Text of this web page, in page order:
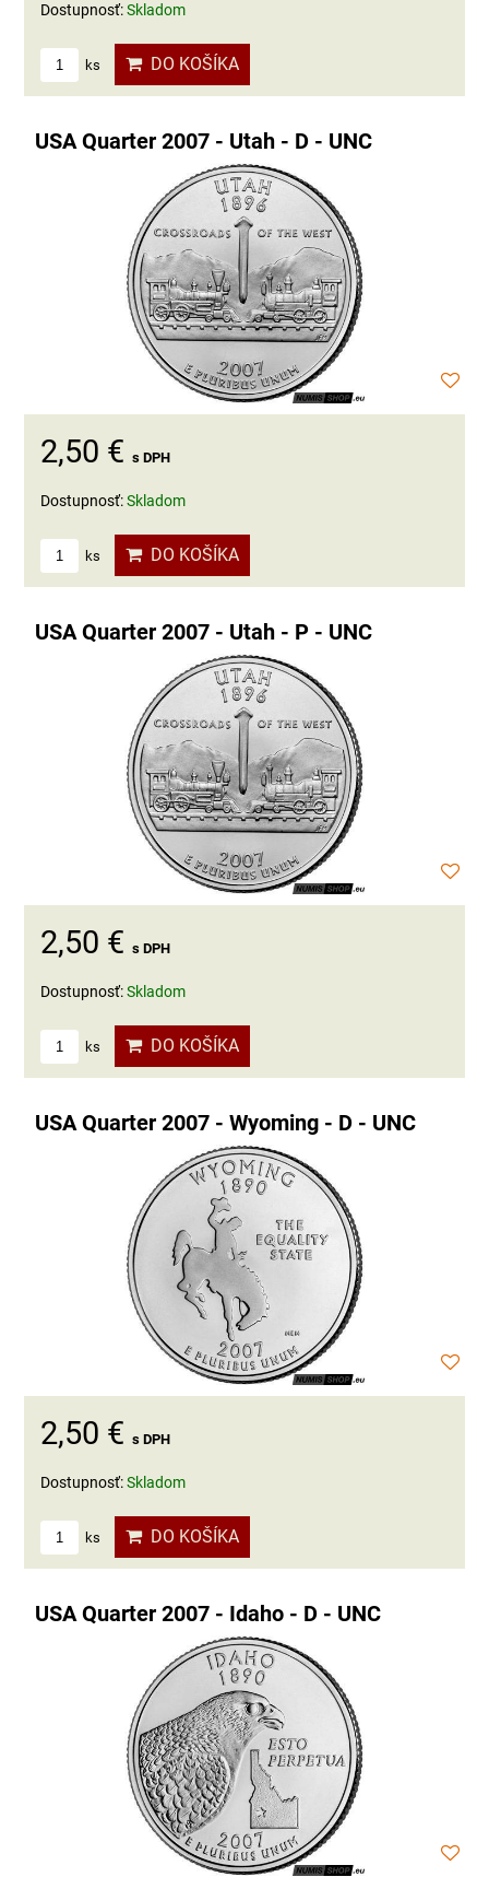
Dostupnosť:Skladom
ks DO KOŠÍKA
USA Quarter 2007 - Utah - D - UNC
2,50 € s DPH
Dostupnosť:Skladom
ks DO KOŠÍKA
USA Quarter 2007 - Utah - P - UNC
2,50 € s DPH
Dostupnosť:Skladom
ks DO KOŠÍKA
USA Quarter 2007 - Wyoming - D - UNC
2,50 € s DPH
Dostupnosť:Skladom
ks DO KOŠÍKA
USA Quarter 2007 - Idaho - D - UNC